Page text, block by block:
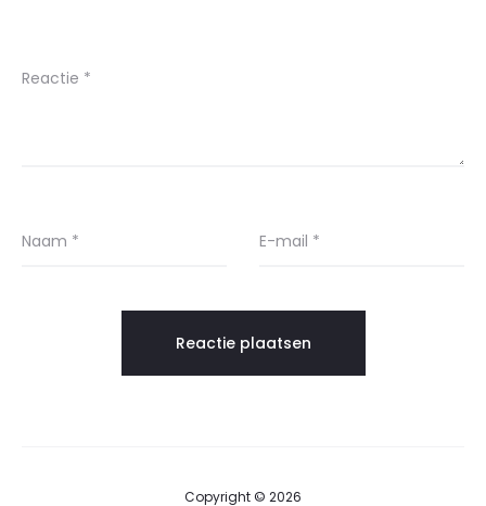
Reactie *
Naam * E-mail *
Copyright © 2026